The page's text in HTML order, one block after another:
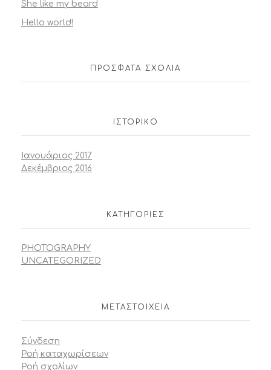
She like my beard
Hello world!
ΠΡΌΣΦΑΤΑ ΣΧΌΛΙΑ
ΙΣΤΟΡΙΚΌ
Ιανουάριος 2017
Δεκέμβριος 2016
KΑΤΗΓΟΡΊΕΣ
PHOTOGRAPHY
UNCATEGORIZED
ΜΕΤΑΣΤΟΙΧΕΊΑ
Σύνδεση
Ροή καταχωρίσεων
Ροή σχολίων